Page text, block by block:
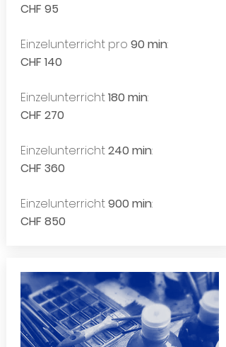
CHF 95
Einzelunterricht pro 90 min:
CHF 140
Einzelunterricht180 min:
CHF 270
Einzelunterricht240 min:
CHF 360
Einzelunterricht900 min:
CHF 850